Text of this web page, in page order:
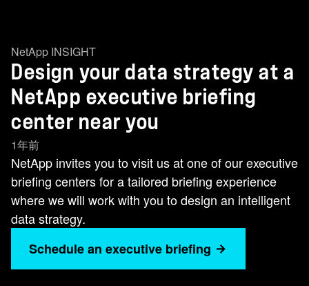
NetApp INSIGHT
Design your data strategy at a
NetApp executive briefing
center near you
1年前
NetApp invites you to visit us at one of our executive
briefing centers for a tailored briefing experience
where we will work with you to design an intelligent
data strategy.
Schedule an executive briefing